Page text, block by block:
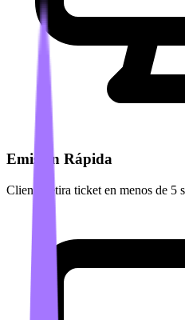
Emisión Rápida
Cliente retira ticket en menos de 5